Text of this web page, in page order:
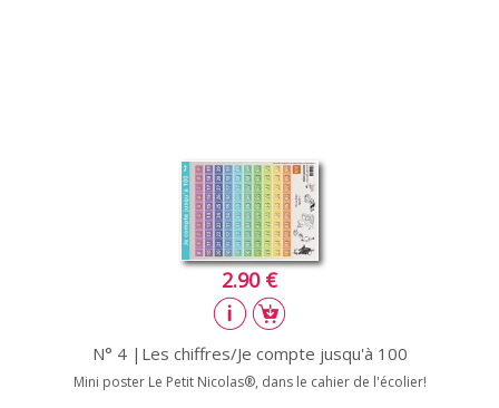
2.90 €
N° 4 |Les chiffres/Je compte jusqu'à 100
Mini poster Le Petit Nicolas®, dans le cahier de l'écolier!